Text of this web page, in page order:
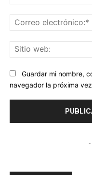
Guardar mi nombre,
navegador la próxima
-